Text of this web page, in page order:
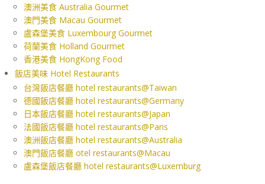
澳洲美食 Australia Gourmet
澳門美食 Macau Gourmet
盧森堡美食 Luxembourg Gourmet
荷蘭美食 Holland Gourmet
香港美食 HongKong Food
飯店美味 Hotel Restaurants
台灣飯店餐廳 hotel restaurants@Taiwan
德國飯店餐廳 hotel restaurants@Germany
日本飯店餐廳 hotel restaurants@Japan
法國飯店餐廳 hotel restaurants@Paris
澳洲飯店餐廳 hotel restaurants@Australia
澳門飯店餐廳 otel restaurants@Macau
盧森堡飯店餐廳 hotel restaurants@Luxemburg